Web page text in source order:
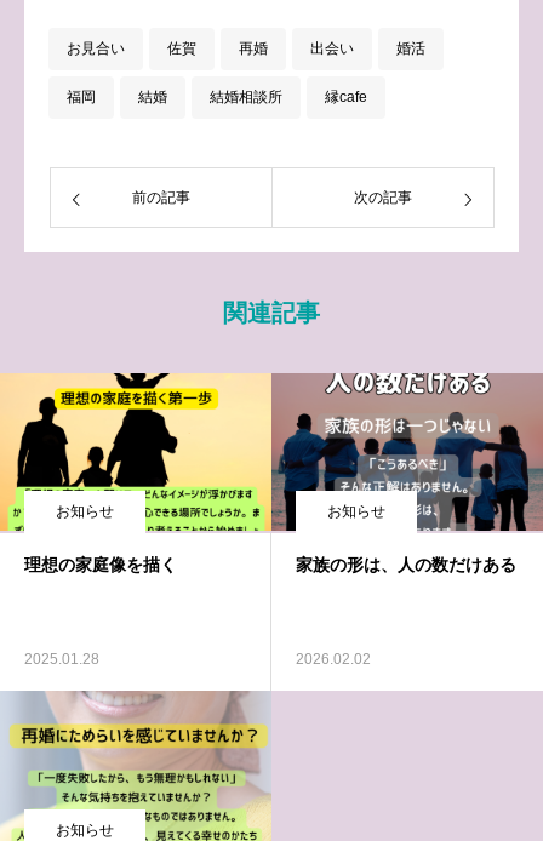
お見合い 佐賀 再婚 出会い 婚活
福岡 結婚 結婚相談所 縁cafe
前の記事 次の記事
関連記事
お知らせ
理想の家庭像を描く
2025.01.28
お知らせ
家族の形は、人の数だけある
2026.02.02
お知らせ